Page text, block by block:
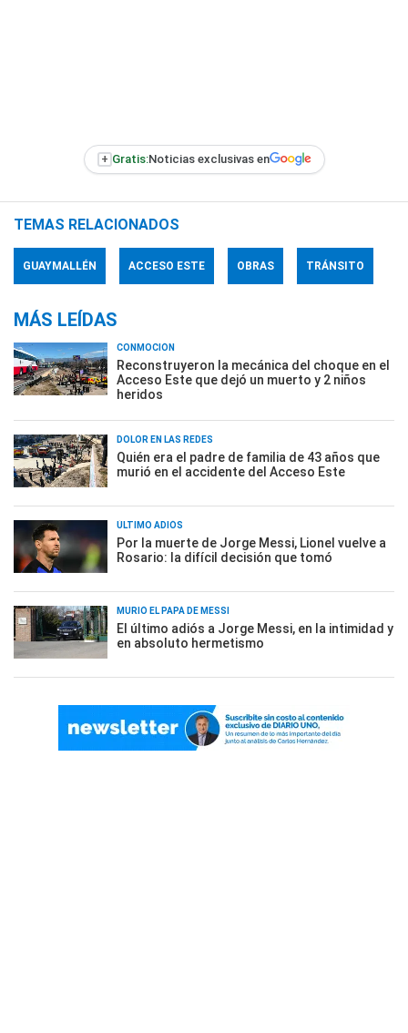
+ Gratis:Noticias exclusivas en
TEMAS RELACIONADOS
GUAYMALLÉN ACCESO ESTE OBRAS TRÁNSITO
MÁS LEÍDAS
CONMOCIÓN
Reconstruyeron la mecánica del choque en el
Acceso Este que dejó un muerto y 2 niños
heridos
DOLOR EN LAS REDES
Quién era el padre de familia de 43 años que
murió en el accidente del Acceso Este
ÚLTIMO ADIÓS
Por la muerte de Jorge Messi, Lionel vuelve a
Rosario: la difícil decisión que tomó
MURIÓ EL PAPÁ DE MESSI
El último adiós a Jorge Messi, en la intimidad y
en absoluto hermetismo